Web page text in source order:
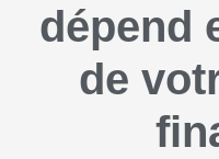
dépend
de